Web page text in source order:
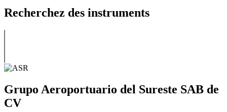
Recherchez des instruments
Grupo Aeroportuario del Sureste SAB de
CV